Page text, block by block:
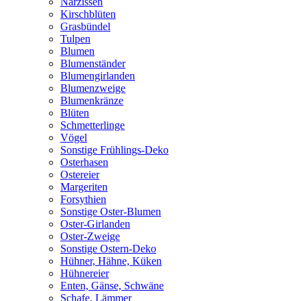
Kirschblüten
Grasbündel
Tulpen
Blumen
Blumenständer
Blumengirlanden
Blumenzweige
Blumenkränze
Blüten
Schmetterlinge
Vögel
Sonstige Frühlings-Deko
Osterhasen
Ostereier
Margeriten
Forsythien
Sonstige Oster-Blumen
Oster-Girlanden
Oster-Zweige
Sonstige Ostern-Deko
Hühner, Hähne, Küken
Hühnereier
Enten, Gänse, Schwäne
Schafe, Lämmer